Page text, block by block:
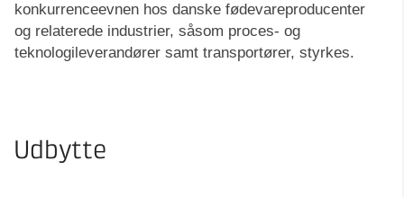
konkurrenceevnen hos danske fødevareproducenter
og relaterede industrier, såsom proces- og
teknologileverandører samt transportører, styrkes.
Udbytte